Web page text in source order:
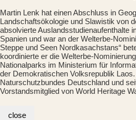
Martin Lenk hat einen Abschluss in
Landschaftsökologie und Slawistik von
absolvierte Auslandsstudienaufenthalte
Spanien und war an der Welterbe-
Steppe und Seen Nordkasachstans“
koordinierte er die Welterbe-
Nationalparks im Ministerium für
der Demokratischen Volksrepublik
Naturschutzbundes Deutschland und
Vorstandsmitglied von World Heritage
close